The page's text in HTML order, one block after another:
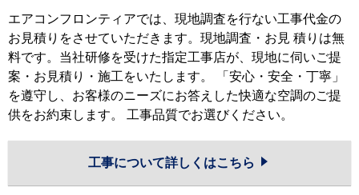
エアコンフロンティアでは、現地調査を行ない工事代金の
お見積りをさせていただきます。現地調査・お見 積りは無
料です。当社研修を受けた指定工事店が、現地に伺いご提
案・お見積り・施工をいたします。 「安心・安全・丁寧」
を遵守し、お客様のニーズにお答えした快適な空調のご提
供をお約束します。 工事品質でお選びください。
工事について詳しくはこちら